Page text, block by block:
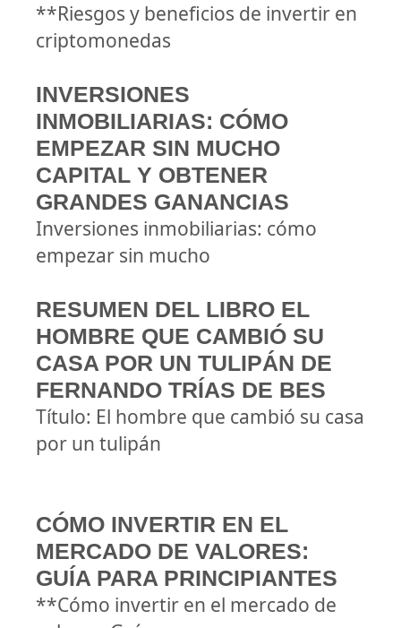
**Riesgos y beneficios de invertir en
criptomonedas
INVERSIONES
INMOBILIARIAS: CÓMO
EMPEZAR SIN MUCHO
CAPITAL Y OBTENER
GRANDES GANANCIAS
Inversiones inmobiliarias: cómo
empezar sin mucho
RESUMEN DEL LIBRO EL
HOMBRE QUE CAMBIÓ SU
CASA POR UN TULIPÁN DE
FERNANDO TRÍAS DE BES
Título: El hombre que cambió su casa
por un tulipán
CÓMO INVERTIR EN EL
MERCADO DE VALORES:
GUÍA PARA PRINCIPIANTES
**Cómo invertir en el mercado de